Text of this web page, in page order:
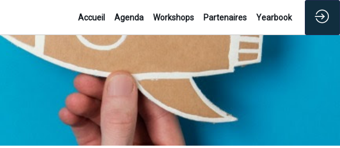
Accueil Agenda Workshops Partenaires Yearbook